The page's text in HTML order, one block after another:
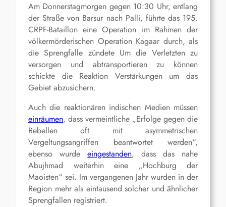
Am Donnerstagmorgen gegen 10:30 Uhr, entlang
der Straße von Barsur nach Palli, führte das 195.
CRPF-Bataillon eine Operation im Rahmen der
völkermörderischen Operation Kagaar durch, als
die Sprengfalle zündete Um die Verletzten zu
versorgen und abtransportieren zu können
schickte die Reaktion Verstärkungen um das
Gebiet abzusichern.
Auch die reaktionären indischen Medien müssen
einräumen, dass vermeintliche „Erfolge gegen die
Rebellen oft mit asymmetrischen
Vergeltungsangriffen beantwortet werden“,
ebenso wurde eingestanden, dass das nahe
Abujhmad weiterhin eine „Hochburg der
Maoisten“ sei. Im vergangenen Jahr wurden in der
Region mehr als eintausend solcher und ähnlicher
Sprengfallen registriert.